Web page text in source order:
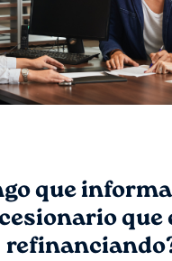
que
que